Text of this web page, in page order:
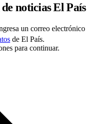
noticias El País
un correo electrónico
de El País.
para continuar.